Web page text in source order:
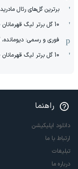
برترین گل‌های رئال
10 گل برتر لیگ قهرمانان فصل 2020
فوری و رسمی: دیومانده،
10 گل برتر لیگ قهرمانان فصل 2023
راهنما
دانلود اپلیکیشن
ارتباط با ما
تبلیغات
درباره ما